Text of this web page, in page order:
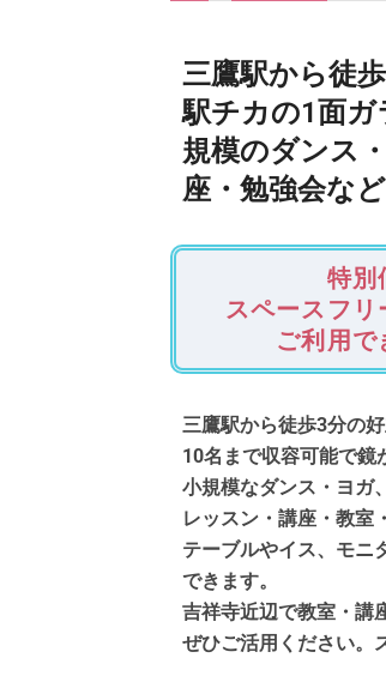
三鷹駅から徒歩
駅チカの1面ガ
規模のダンス
座・勉強会な
特別
スペースフ
ご利用で
三鷹駅から徒歩3分の
10名まで収容可能で鏡
小規模なダンス・ヨガ
レッスン・講座・教室
テーブルやイス、モニ
できます。
吉祥寺近辺で教室・講
ぜひご活用ください。